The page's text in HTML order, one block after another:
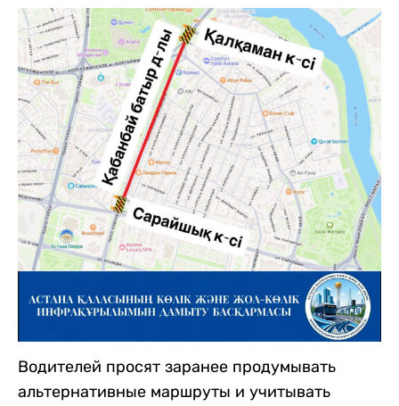
Водителей просят заранее продумывать
альтернативные маршруты и учитывать